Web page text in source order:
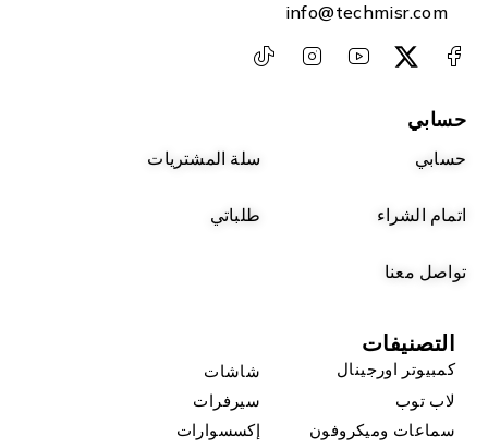
info@techmisr.com
حسابي
حسابي سلة المشتريات
اتمام الشراء طلباتي
تواصل معنا
التصنيفات
كمبيوتر اورجينال
شاشات
لاب توب
سيرفرات
سماعات وميكروفون
إكسسوارات